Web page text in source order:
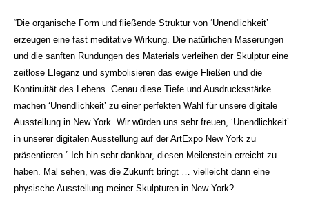
“Die organische Form und fließende Struktur von ‘Unendlichkeit’
erzeugen eine fast meditative Wirkung. Die natürlichen Maserungen
und die sanften Rundungen des Materials verleihen der Skulptur eine
zeitlose Eleganz und symbolisieren das ewige Fließen und die
Kontinuität des Lebens. Genau diese Tiefe und Ausdrucksstärke
machen ‘Unendlichkeit’ zu einer perfekten Wahl für unsere digitale
Ausstellung in New York. Wir würden uns sehr freuen, ‘Unendlichkeit’
in unserer digitalen Ausstellung auf der ArtExpo New York zu
präsentieren.” Ich bin sehr dankbar, diesen Meilenstein erreicht zu
haben. Mal sehen, was die Zukunft bringt … vielleicht dann eine
physische Ausstellung meiner Skulpturen in New York?